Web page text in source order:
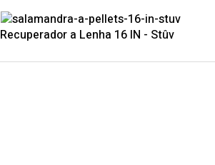
Recuperador a Lenha 16 IN - Stûv